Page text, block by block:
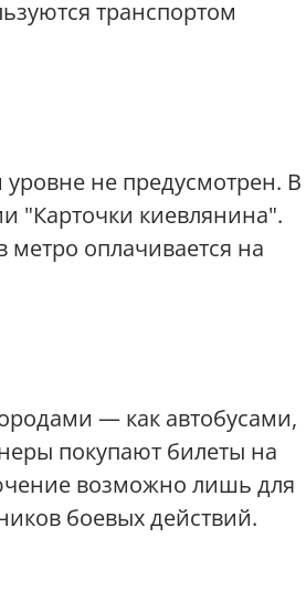
транспортом
не предусмотрен. В
"Карточки киевлянина".
метро оплачивается на
— как автобусами,
покупают билеты на
возможно лишь для
боевых действий.